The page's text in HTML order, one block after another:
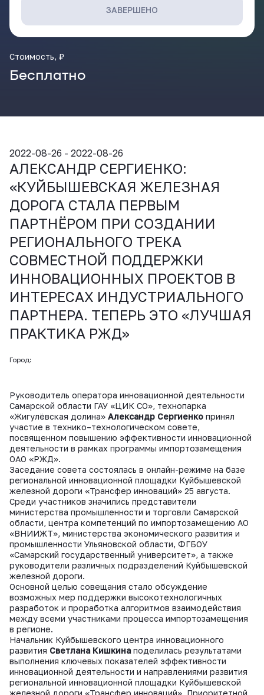
ЗАВЕРШЕНО
Стоимость, ₽
Бесплатно
2022-08-26 - 2022-08-26
АЛЕКСАНДР СЕРГИЕНКО:
«КУЙБЫШЕВСКАЯ ЖЕЛЕЗНАЯ
ДОРОГА СТАЛА ПЕРВЫМ
ПАРТНЁРОМ ПРИ СОЗДАНИИ
РЕГИОНАЛЬНОГО ТРЕКА
СОВМЕСТНОЙ ПОДДЕРЖКИ
ИННОВАЦИОННЫХ ПРОЕКТОВ В
ИНТЕРЕСАХ ИНДУСТРИАЛЬНОГО
ПАРТНЕРА. ТЕПЕРЬ ЭТО «ЛУЧШАЯ
ПРАКТИКА РЖД»
Город:
Руководитель оператора инновационной деятельности
Самарской области ГАУ «ЦИК СО», технопарка
«Жигулёвская долина» Александр Сергиенко принял
участие в технико–технологическом совете,
посвященном повышению эффективности инновационной
деятельности в рамках программы импортозамещения
ОАО «РЖД».
Заседание совета состоялась в онлайн-режиме на базе
региональной инновационной площадки Куйбышевской
железной дороги «Трансфер инноваций» 25 августа.
Среди участников значились представители
министерства промышленности и торговли Самарской
области, центра компетенций по импортозамещению АО
«ВНИИЖТ», министерства экономического развития и
промышленности Ульяновской области, ФГБОУ
«Самарский государственный университет», а также
руководители различных подразделений Куйбышевской
железной дороги.
Основной целью совещания стало обсуждение
возможных мер поддержки высокотехнологичных
разработок и проработка алгоритмов взаимодействия
между всеми участниками процесса импортозамещения
в регионе.
Начальник Куйбышевского центра инновационного
развития Светлана Кишкинаподелилась результатами
выполнения ключевых показателей эффективности
инновационной деятельности и направлениями развития
региональной инновационной площадки Куйбышевской
железной дороги «Трансфер инноваций». Приоритетной